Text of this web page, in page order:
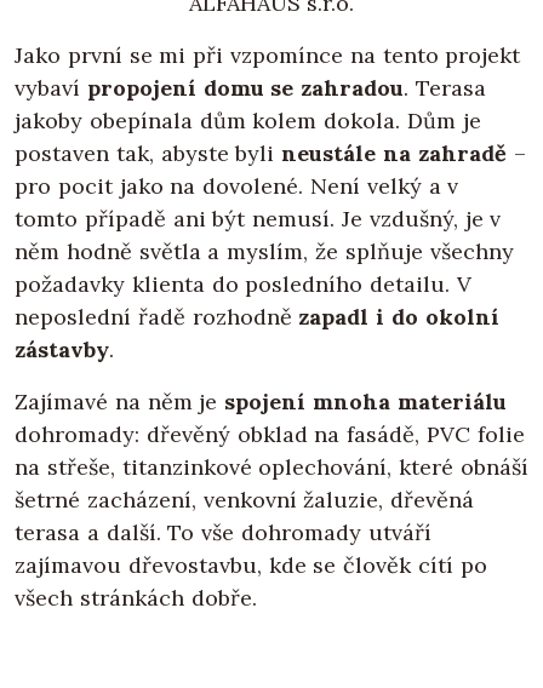
Jako první se mi při vzpomínce na tento projekt
vybaví propojení domu se zahradou. Terasa
jakoby obepínala dům kolem dokola. Dům je
postaven tak, abyste bylineustále na zahradě –
pro pocit jako na dovolené. Není velký a v
tomto případě ani být nemusí. Je vzdušný, je v
něm hodně světla a myslím, že splňuje všechny
požadavky klienta do posledního detailu. V
neposlední řadě rozhodně zapadl i do okolní
zástavby.
Zajímavé na něm je spojení mnoha materiálu
dohromady: dřevěný obklad na fasádě, PVC folie
na střeše, titanzinkové oplechování, které obnáší
šetrné zacházení, venkovní žaluzie, dřevěná
terasa a další. To vše dohromady utváří
zajímavou dřevostavbu, kde se člověk cítí po
všech stránkách dobře.